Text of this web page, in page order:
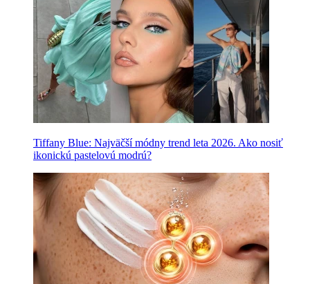
Tiffany Blue: Najväčší módny trend leta 2026. Ako nosiť
ikonickú pastelovú modrú?